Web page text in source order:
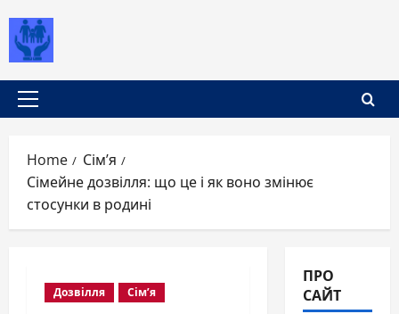
content
Primary
Home
Сім’я
Сімейне дозвілля: що це і як воно змінює
стосунки в родині
Дозвілля Сім’я
ПРО
САЙТ